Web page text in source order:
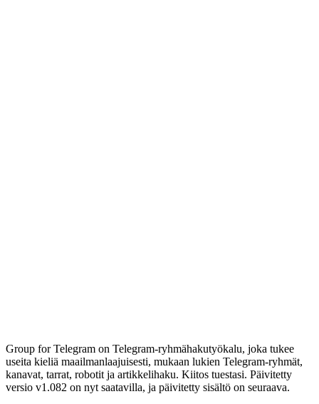
Group for Telegram on Telegram-ryhmähakutyökalu, joka tukee
useita kieliä maailmanlaajuisesti, mukaan lukien Telegram-ryhmät,
kanavat, tarrat, robotit ja artikkelihaku. Kiitos tuestasi. Päivitetty
versio v1.082 on nyt saatavilla, ja päivitetty sisältö on seuraava.